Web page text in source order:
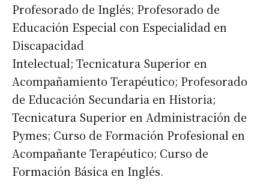
Profesorado de Inglés; Profesorado de
Educación Especial con Especialidad en
Discapacidad
Intelectual; Tecnicatura Superior en
Acompañamiento Terapéutico; Profesorado
de Educación Secundaria en Historia;
Tecnicatura Superior en Administración de
Pymes; Curso de Formación Profesional en
Acompañante Terapéutico; Curso de
Formación Básica en Inglés.